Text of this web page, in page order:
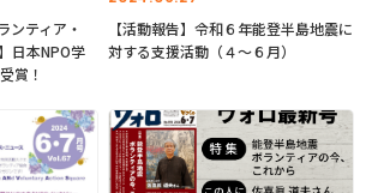
ンティア・
日本NPO学
賞！
【活動報告】令和６年能登半島地震に
対する支援活動（４〜６月）